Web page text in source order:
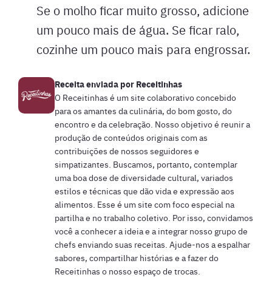
Se o molho ficar muito grosso, adicione
um pouco mais de água. Se ficar ralo,
cozinhe um pouco mais para engrossar.
Receita enviada por Receitinhas
O Receitinhas é um site colaborativo concebido
para os amantes da culinária, do bom gosto, do
encontro e da celebração. Nosso objetivo é reunir a
produção de conteúdos originais com as
contribuições de nossos seguidores e
simpatizantes. Buscamos, portanto, contemplar
uma boa dose de diversidade cultural, variados
estilos e técnicas que dão vida e expressão aos
alimentos. Esse é um site com foco especial na
partilha e no trabalho coletivo. Por isso, convidamos
você a conhecer a ideia e a integrar nosso grupo de
chefs enviando suas receitas. Ajude-nos a espalhar
sabores, compartilhar histórias e a fazer do
Receitinhas o nosso espaço de trocas.